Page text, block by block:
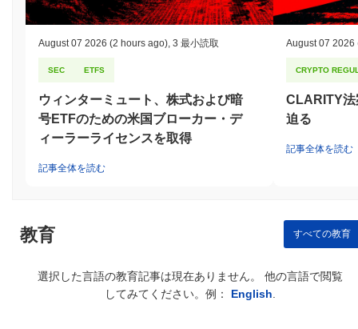
August 07 2026 (2 hours ago) 3 最小読取
SEC ETFS
ウィンターミュート、株式および暗
号ETFのための米国ブローカー・デ
ィーラーライセンスを取得
記事全体を読む
August 07 2026
CRYPTO
CLARITY法
迫る
記事全体を読む
教育 すべての教育
選択した言語の教育記事は現在ありません。 他の言語で閲覧
してみてください。例： English